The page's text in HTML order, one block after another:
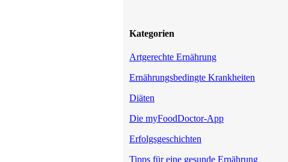
Kategorien
Artgerechte Ernährung
Ernährungsbedingte Krankheiten
Diäten
Die myFoodDoctor-App
Erfolgsgeschichten
Tipps für eine gesunde Ernährung